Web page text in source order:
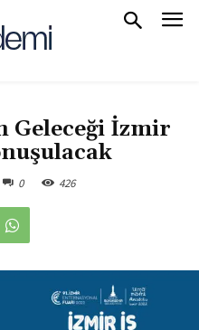
Geleceği İzmir
0 426